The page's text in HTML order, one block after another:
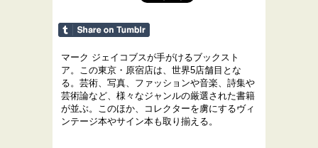
マーク ジェイコブスが手がけるブックスト
ア。この東京・原宿店は、世界5店舗目とな
る。芸術、写真、ファッションや音楽、詩集や
芸術論など、様々なジャンルの厳選された書籍
が並ぶ。このほか、コレクターを虜にするヴィ
ンテージ本やサイン本も取り揃える。